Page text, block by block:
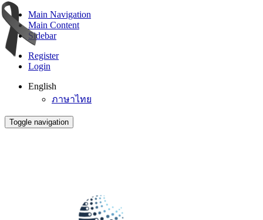
Main Navigation
Main Content
Sidebar
Register
Login
English
ภาษาไทย
Toggle navigation